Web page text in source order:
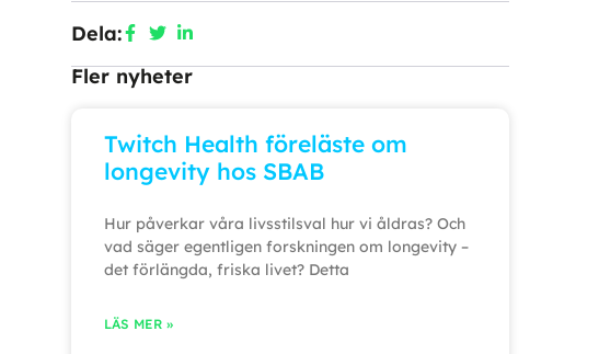
Dela:
Fler nyheter
Twitch Health föreläste om
longevity hos SBAB
Hur påverkar våra livsstilsval hur vi åldras? Och
vad säger egentligen forskningen om longevity –
det förlängda, friska livet? Detta
LÄS MER »